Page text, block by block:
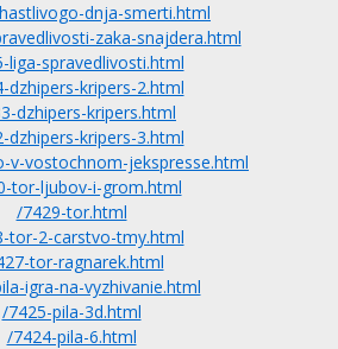
dnja-smerti.html
zaka-snajdera.html
liga-spravedlivosti.html
dzhipers-kripers-2.html
dzhipers-kripers.html
dzhipers-kripers-3.html
v-vostochnom-jekspresse.html
tor-ljubov-i-grom.html
/7429-tor.html
tor-2-carstvo-tmy.html
tor-ragnarek.html
igra-na-vyzhivanie.html
/7425-pila-3d.html
/7424-pila-6.html